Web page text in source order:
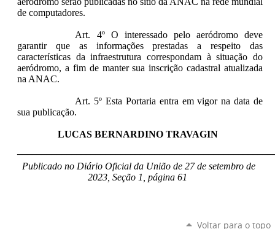
de computadores.
Art. 4º O interessado pelo aeródromo deve
garantir que as informações prestadas a respeito das
características da infraestrutura correspondam à situação do
aeródromo, a fim de manter sua inscrição cadastral atualizada
na ANAC.
Art. 5º Esta Portaria entra em vigor na data de
sua publicação.
LUCAS BERNARDINO TRAVAGIN
Publicado no Diário Oficial da União de 27 de setembro de
2023, Seção 1, página 61
Voltar para o topo